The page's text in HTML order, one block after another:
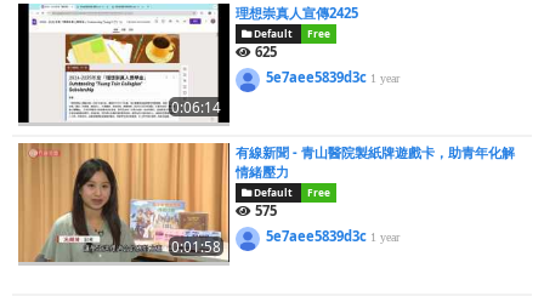
0:06:14
理想崇真人宣傳2425
Default Free
625
5e7aee5839d3c 1 year
0:01:58
有線新聞 - 青山醫院製紙牌遊戲卡，助青年化解
情緒壓力
Default Free
575
5e7aee5839d3c 1 year